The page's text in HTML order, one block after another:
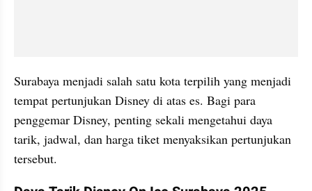
Surabaya menjadi salah satu kota terpilih yang menjadi
tempat pertunjukan Disney di atas es. Bagi para
penggemar Disney, penting sekali mengetahui daya
tarik, jadwal, dan harga tiket menyaksikan pertunjukan
tersebut.